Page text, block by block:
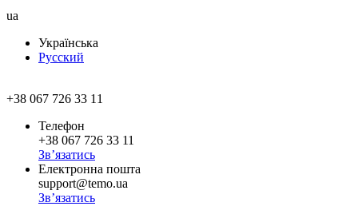
ua
Українська
Русский
+38 067 726 33 11
Телефон
+38 067 726 33 11
Зв’язатись
Електронна пошта
support@temo.ua
Зв’язатись